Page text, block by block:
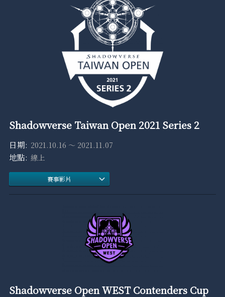
Shadowverse Taiwan Open 2021 Series 2
2021.10.16 ～ 2021.11.07
線上
賽事影片
Shadowverse Open WEST Contenders Cup